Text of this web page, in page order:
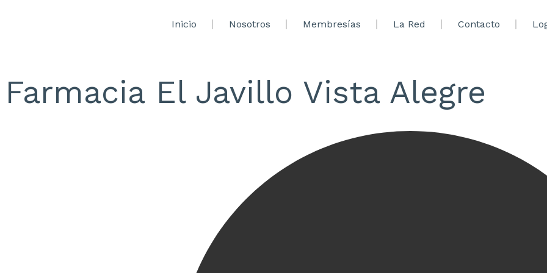
Inicio Nosotros Membresías La Red Contacto
Farmacia El Javillo Vista Alegre